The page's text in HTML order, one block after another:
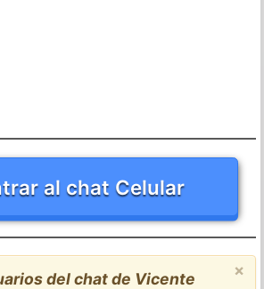
al chat Celular
×
del chat de Vicente